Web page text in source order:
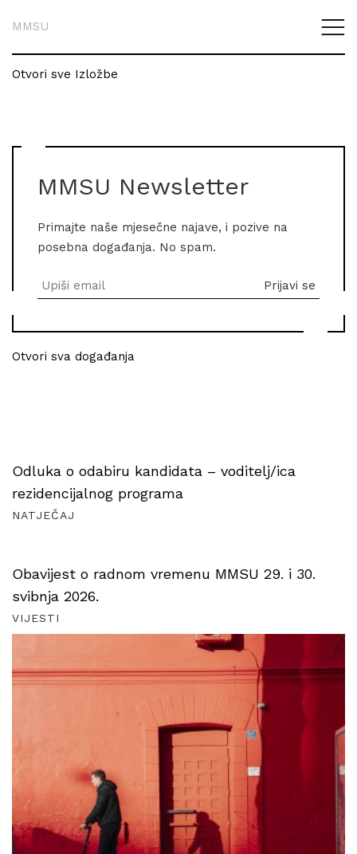
MMSU
Otvori sve Izložbe
MMSU Newsletter
Primajte naše mjesečne najave, i pozive na
posebna događanja. No spam.
Otvori sva događanja
Odluka o odabiru kandidata – voditelj/ica
rezidencijalnog programa
NATJEČAJ
Obavijest o radnom vremenu MMSU 29. i 30.
svibnja 2026.
VIJESTI